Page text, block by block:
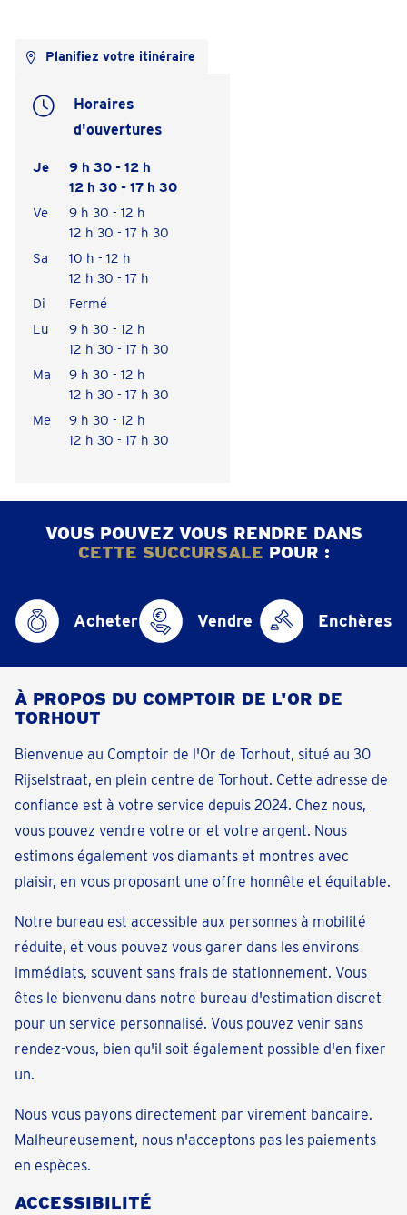
Planifiez votre itinéraire
Horaires
d'ouvertures
Je
9 h 30 - 12 h
12 h 30 - 17 h 30
Ve
9 h 30 - 12 h
12 h 30 - 17 h 30
Sa
10 h - 12 h
12 h 30 - 17 h
Di
Fermé
Lu
9 h 30 - 12 h
12 h 30 - 17 h 30
Ma
9 h 30 - 12 h
12 h 30 - 17 h 30
Me
9 h 30 - 12 h
12 h 30 - 17 h 30
VOUS POUVEZ VOUS RENDRE DANS
CETTE SUCCURSALE POUR :
Acheter Vendre Enchères
À PROPOS DU COMPTOIR DE L'OR DE
TORHOUT
Bienvenue au Comptoir de l'Or de Torhout, situé au 30
Rijselstraat, en plein centre de Torhout. Cette adresse de
confiance est à votre service depuis 2024. Chez nous,
vous pouvez vendre votre or et votre argent. Nous
estimons également vos diamants et montres avec
plaisir, en vous proposant une offre honnête et équitable.
Notre bureau est accessible aux personnes à mobilité
réduite, et vous pouvez vous garer dans les environs
immédiats, souvent sans frais de stationnement. Vous
êtes le bienvenu dans notre bureau d'estimation discret
pour un service personnalisé. Vous pouvez venir sans
rendez-vous, bien qu'il soit également possible d'en fixer
un.
Nous vous payons directement par virement bancaire.
Malheureusement, nous n'acceptons pas les paiements
en espèces.
ACCESSIBILITÉ